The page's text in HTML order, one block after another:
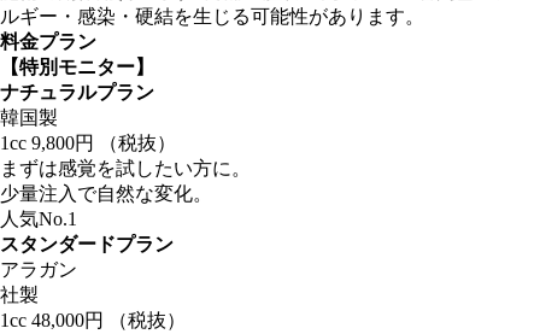
ルギー・感染・硬結を生じる可能性があります。
料金プラン
【特別モニター】
ナチュラルプラン
韓国製
1cc 9,800円
（税抜）
まずは感覚を試したい方に。
少量注入で自然な変化。
人気No.1
スタンダードプラン
アラガン
社製
1cc 48,000円
（税抜）